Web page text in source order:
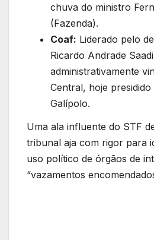
chuva do ministro
(Fazenda).
Coaf: Liderado pelo
Ricardo Andrade
administrativamente
Central, hoje
Galípolo.
Uma ala influente do STF
tribunal aja com rigor para
uso político de órgãos de
“vazamentos